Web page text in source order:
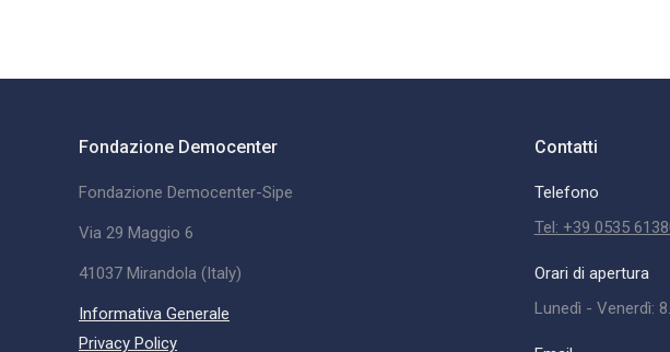
Fondazione Democenter
Fondazione Democenter-Sipe
Via 29 Maggio 6
41037 Mirandola (Italy)
Informativa Generale
Privacy Policy
Contatti
Telefono
Tel: +39 0535
Orari di apertura
Lunedì - Venerdì: